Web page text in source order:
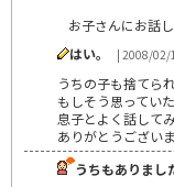
お子さんにお話
はい。
| 2008/02/
うちの子も捨てら
もしそう思ってい
息子とよく話して
ありがとうございま
うちもありまし